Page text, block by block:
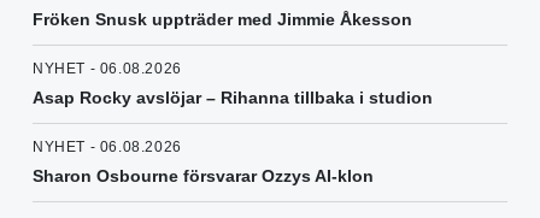
Fröken Snusk uppträder med Jimmie Åkesson
NYHET - 06.08.2026
Asap Rocky avslöjar – Rihanna tillbaka i studion
NYHET - 06.08.2026
Sharon Osbourne försvarar Ozzys AI-klon